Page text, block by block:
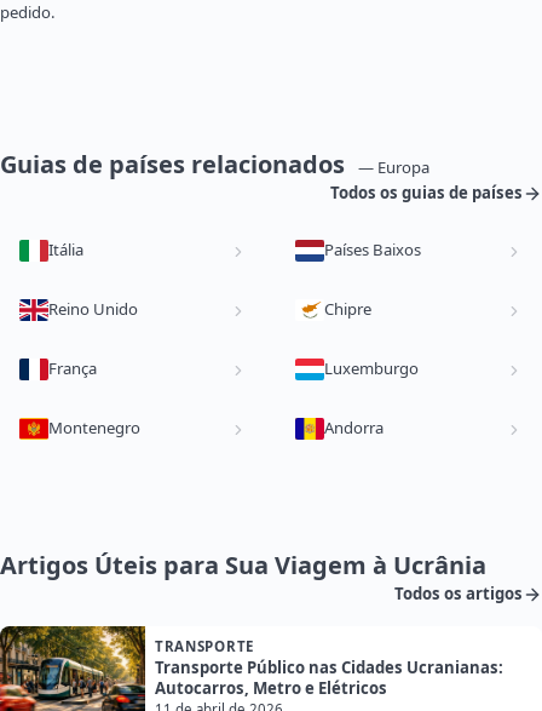
pedido.
Guias de países relacionados
— Europa
Todos os guias de países
Itália Países Baixos
Reino Unido Chipre
França Luxemburgo
Montenegro Andorra
Artigos Úteis para Sua Viagem à Ucrânia
Todos os artigos
TRANSPORTE
Transporte Público nas Cidades Ucranianas:
Autocarros, Metro e Elétricos